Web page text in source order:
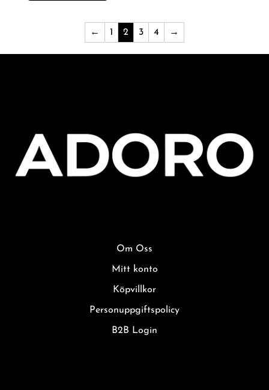
← 1 2 3 4 →
Om Oss
Mitt konto
Köpvillkor
Personuppgiftspolicy
B2B Login